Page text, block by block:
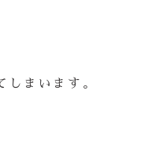
しまいます。